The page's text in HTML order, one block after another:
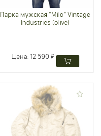
Парка мужская "Milo" Vintage
Industries (olive)
Цена:12 590 ₽